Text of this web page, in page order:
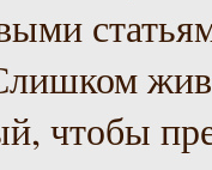
чтобы